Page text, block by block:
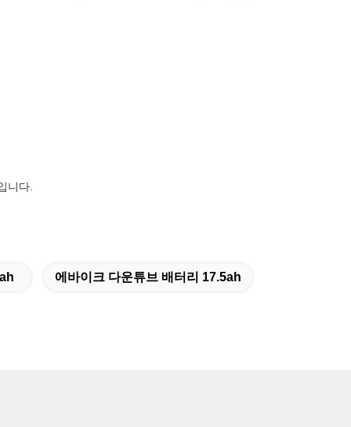
니다.
에바이크 다운튜브 배터리 17.5ah